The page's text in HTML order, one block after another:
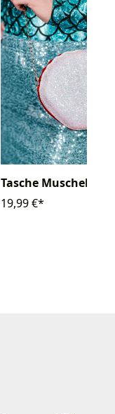
Tasche Muschel mit
19,99 €*